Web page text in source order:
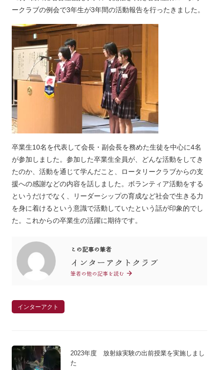
ークラブの例会で3年生が3年間の活動報告を行ったきました。
卒業生10名を代表して会長・副会長を務めた生徒を中心に4名
が参加しました。参加した卒業生全員が、どんな活動をしてき
たのか、活動を通じて学んだこと、ロータリークラブからの支
援への感謝などの内容を話しました。ボランティア活動をする
というだけでなく、リーダーシップの育成など社会で生きる力
を身に着けるという意識で活動していたという話が印象的でし
た。これからの卒業生の活躍に期待です。
この記事の筆者
インターアクトクラブ
筆者の他の記事を読む
インターアクト
2023年度 放射線実験の出前授業を実施しまし
た